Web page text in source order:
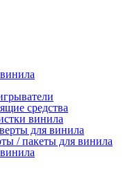
средства
винила
для винила
/ пакеты для винила